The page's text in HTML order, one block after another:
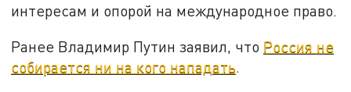
интересам и опорой на международное право.
Ранее Владимир Путин заявил, что Россия не
собирается ни на кого нападать